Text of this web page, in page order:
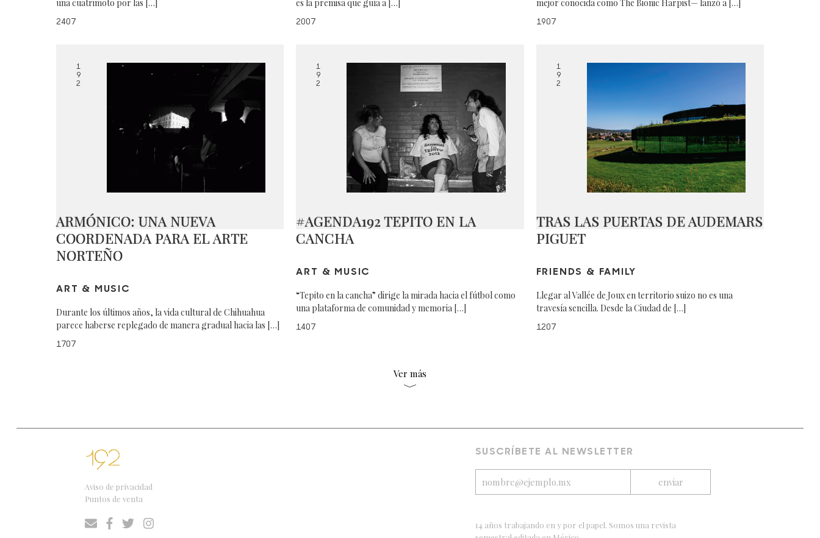
una cuatrimoto por las […]
2407
es la premisa que guía a […]
2007
mejor conocida como The Bionic Harpist— lanzó a […]
1907
1
9
2
ARMÓNICO: UNA NUEVA
COORDENADA PARA EL ARTE
NORTEÑO
ART & MUSIC
Durante los últimos años, la vida cultural de Chihuahua
parece haberse replegado de manera gradual hacia las […]
1707
1
9
2
#AGENDA192 TEPITO EN LA
CANCHA
ART & MUSIC
“Tepito en la cancha” dirige la mirada hacia el fútbol como
una plataforma de comunidad y memoria […]
1407
1
9
2
TRAS LAS PUERTAS DE AUDEMARS
PIGUET
FRIENDS & FAMILY
Llegar al Vallée de Joux en territorio suizo no es una
travesía sencilla. Desde la Ciudad de […]
1207
Ver más
Aviso de privacidad
Puntos de venta
SUSCRÍBETE AL NEWSLETTER
14 años trabajando en y por el papel. Somos una revista